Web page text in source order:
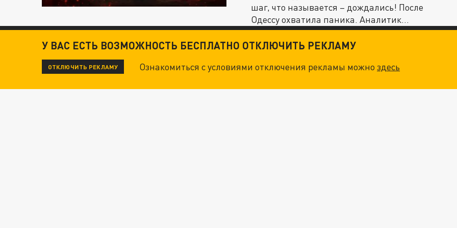
шаг, что называется – дождались! После
Одессу охватила паника. Аналитик...
У ВАС ЕСТЬ ВОЗМОЖНОСТЬ БЕСПЛАТНО ОТКЛЮЧИТЬ РЕКЛАМУ
ОТКЛЮЧИТЬ РЕКЛАМУ Ознакомиться с условиями отключения рекламы можноздесь